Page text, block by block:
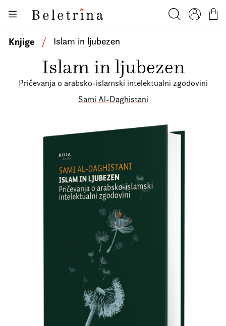
Beletrina
Knjige
Avtorji
Podkasti
Beletrinini projekti
Knjige / Islam in ljubezen
Islam in ljubezen
Pričevanja o arabsko-islamski intelektualni zgodovini
Sami Al-Daghistani